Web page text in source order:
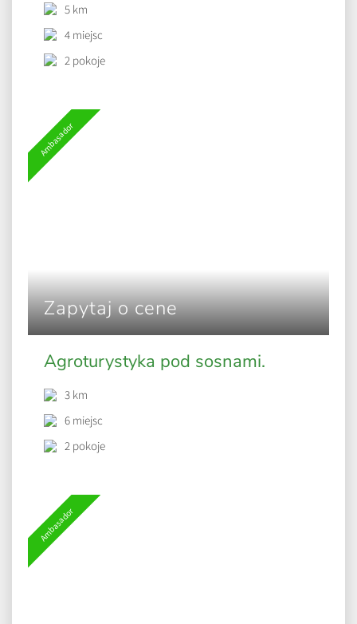
5 km
4 miejsc
2 pokoje
Ambasador
Zapytaj o cene
Agroturystyka pod sosnami.
3 km
6 miejsc
2 pokoje
Ambasador